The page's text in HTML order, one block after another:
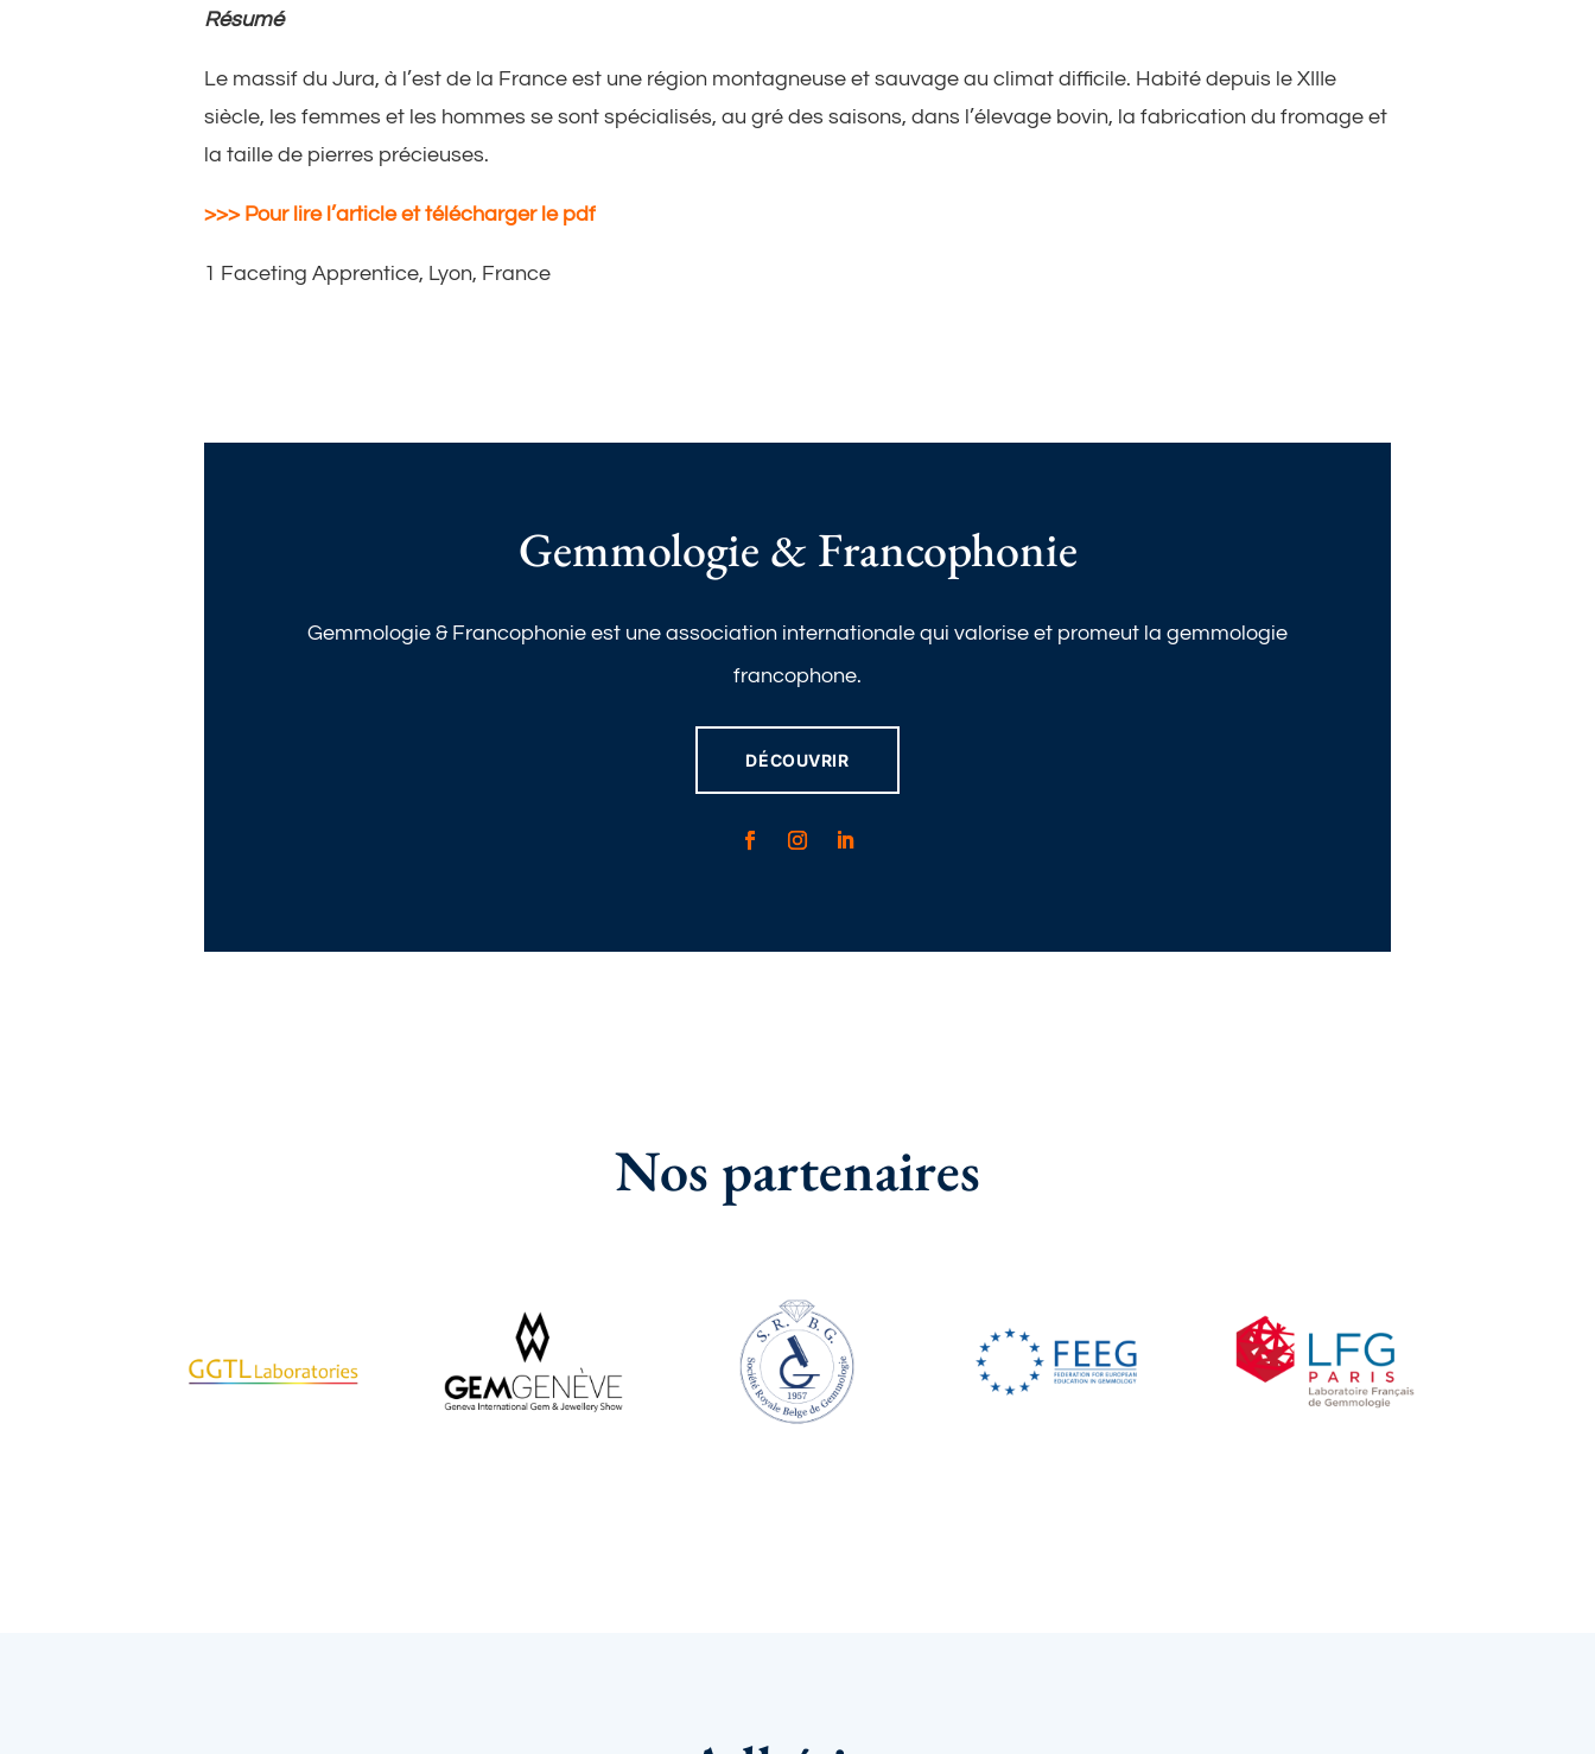
Résumé
Le massif du Jura, à l’est de la France est une région montagneuse et sauvage au climat difficile. Habité depuis le XIIIe
siècle, les femmes et les hommes se sont spécialisés, au gré des saisons, dans l’élevage bovin, la fabrication du fromage et
la taille de pierres précieuses.
>>> Pour lire l’article et télécharger le pdf
1 Faceting Apprentice, Lyon, France
Gemmologie & Francophonie
Gemmologie & Francophonie est une association internationale qui valorise et promeut la gemmologie
francophone.
DÉCOUVRIR
Nos partenaires